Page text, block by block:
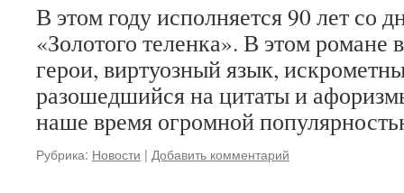
В этом году исполняется 90 лет со
«Золотого теленка». В этом романе
герои, виртуозный язык,
разошедшийся на цитаты и
наше время огромной
Рубрика: Новости | Добавить комментарий